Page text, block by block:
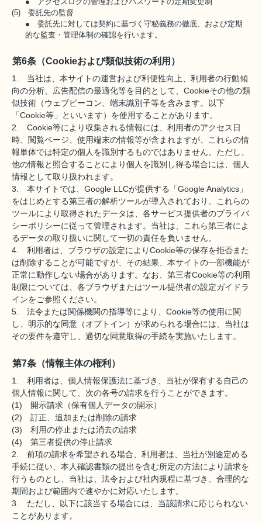
(5) 委託先の監督
● 委託先に対しては契約に基づく守秘義務の徹底、および定期
的な監査・管理体制の確認を行います。
第6条（Cookieおよび類似技術の利用）
1. 当社は、本サイトの運営および利便性向上、利用者の行動傾
向の分析、広告配信の最適化等を目的として、Cookieその他の類
似技術（ウェブビーコン、端末識別子等を含みます。以下
「Cookie等」といいます）を使用することがあります。
2. Cookie等により収集される情報には、利用者のアクセス日
時、閲覧ページ、使用端末の情報等が含まれますが、これらの情
報単体では特定の個人を識別するものではありません。ただし、
他の情報と照合することにより個人を識別し得る場合には、個人
情報として取り扱われます。
3. 本サイトでは、Google LLCが提供する「Google Analytics」
をはじめとする第三者の解析ツールが導入されており、これらの
ツールにより取得されたデータは、各サービス提供者のプライバ
シーポリシーに従って管理されます。当社は、これら第三者によ
るデータの取り扱いに関して一切の責任を負いません。
4. 利用者は、ブラウザの設定によりCookie等の保存を拒否また
は削除することが可能ですが、その結果、本サイトの一部機能が
正常に動作しない場合があります。なお、第三者Cookie等の利用
制限については、各ブラウザまたはツール提供者の設定ガイドラ
インをご参照ください。
5. 法令または関係機関の指導等により、Cookie等の使用に関
し、明示的な同意（オプトイン）が求められる場合には、当社は
その要件を遵守し、適切な同意取得の手続を実施いたします。
第7条（情報主体の権利）
1. 利用者は、個人情報保護法に基づき、当社が保有する自己の
個人情報に関して、次の各号の請求を行うことができます。
(1) 開示請求（保有個人データの開示）
(2) 訂正、追加または削除の請求
(3) 利用の停止または消去の請求
(4) 第三者提供の停止請求
2. 前項の請求を希望される場合、利用者は、当社が別途定める
手続に従い、本人確認書類の提出を含む所定の方法により請求を
行うものとし、当社は、法令および社内規程に基づき、合理的な
期間および範囲内で速やかに対応いたします。
3. ただし、以下に該当する場合には、当該請求に応じられない
ことがあります。